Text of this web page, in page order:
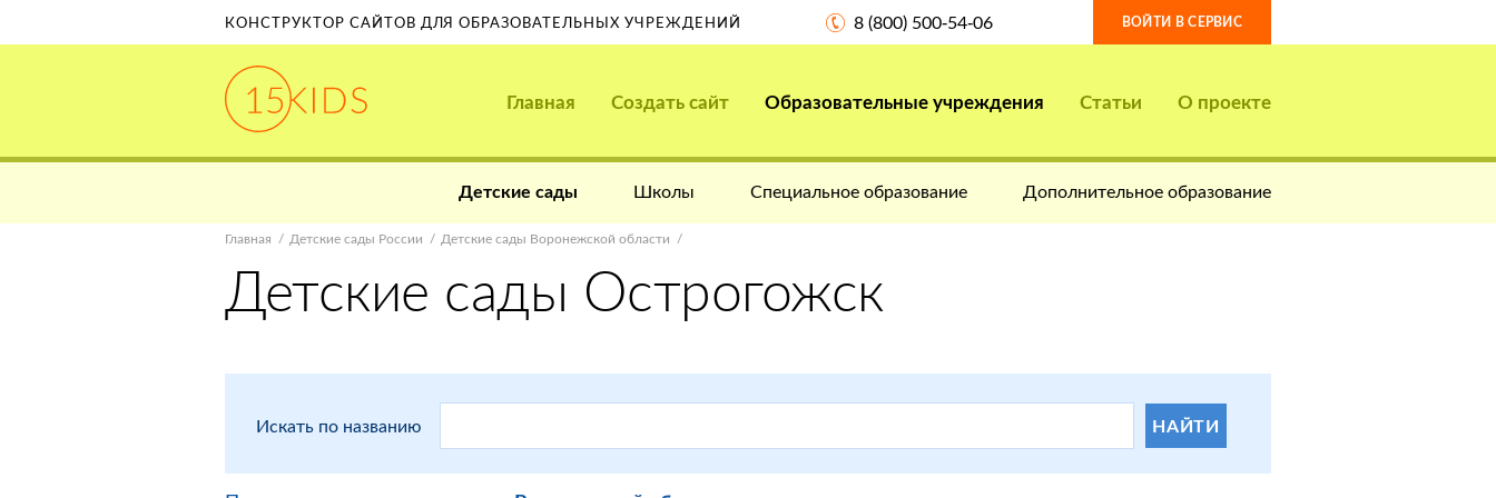
КОНСТРУКТОР САЙТОВ ДЛЯ ОБРАЗОВАТЕЛЬНЫХ УЧРЕЖДЕНИЙ 8 (800) 500-54-06 ВОЙТИ В СЕРВИС
Главная Создать сайт Образовательные учреждения Статьи О проекте
Детские сады Школы Специальное образование Дополнительное образование
Главная Детские сады России Детские сады Воронежской области
Детские сады Острогожск
Искать по названию НАЙТИ